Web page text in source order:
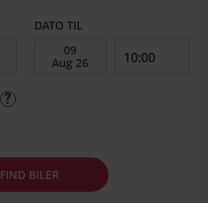
DATO TIL
FIND BILER